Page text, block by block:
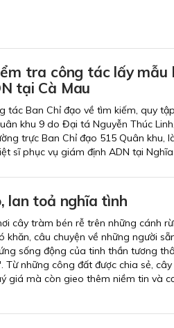
tra công tác lấy mẫu
tại Cà Mau
tác Ban Chỉ đạo về tìm kiếm, quy
khu 9 do Đại tá Nguyễn Thúc
trực Ban Chỉ đạo 515 Quân khu,
sĩ phục vụ giám định ADN tại
lan toả nghĩa tình
cây tràm bén rễ trên những cánh
khăn, câu chuyện về những người
sống động của tinh thần tương
Từ những công đất được chia sẻ,
giá mà còn gieo thêm niềm tin và